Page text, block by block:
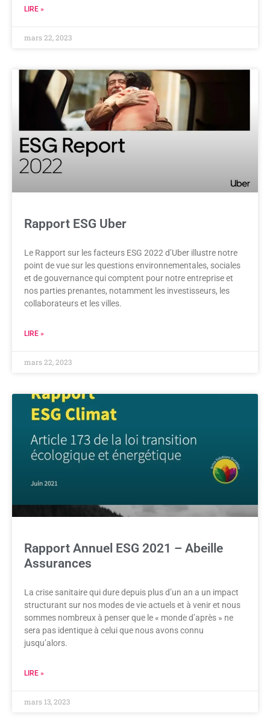
LIRE »
mars 22, 2023
Rapport ESG Uber
Le Rapport sur les facteurs ESG 2022 d’Uber illustre notre
point de vue sur les questions environnementales, sociales
et de gouvernance qui comptent pour notre entreprise et
nos parties prenantes, notamment les investisseurs, les
collaborateurs et les villes.
LIRE »
mars 22, 2023
Rapport Annuel ESG 2021 – Abeille
Assurances
La crise sanitaire qui dure depuis plus d’un an a un impact
structurant sur nos modes de vie actuels et à venir et nous
sommes nombreux à penser que le « monde d’après » ne
sera pas identique à celui que nous avons connu
jusqu’alors.
LIRE »
mars 13, 2023